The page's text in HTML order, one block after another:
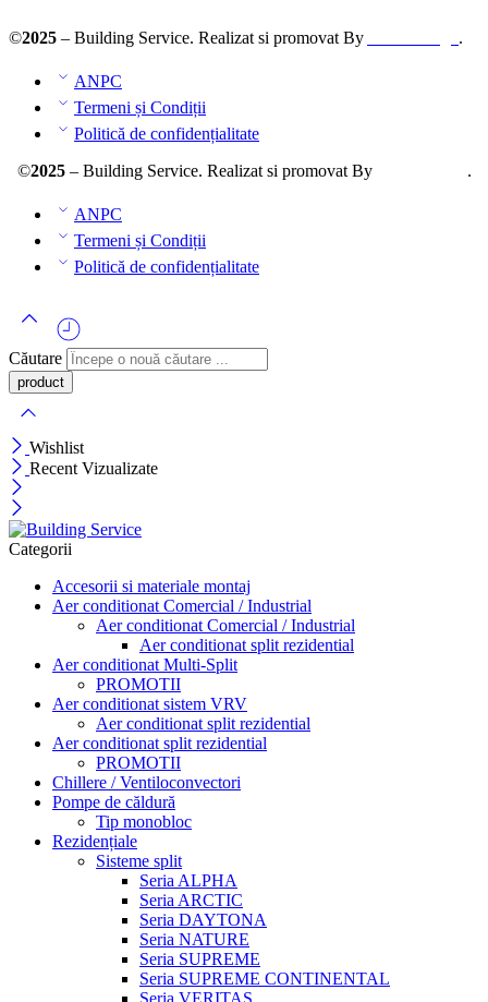
©2025 – Building Service. Realizat si promovat By .
ANPC
Termeni și Condiții
Politică de confidențialitate
©2025– Building Service. Realizat si promovat By .
ANPC
Termeni și Condiții
Politică de confidențialitate
Căutare
Wishlist
Recent Vizualizate
Categorii
Accesorii si materiale montaj
Aer conditionat Comercial / Industrial
Aer conditionat Comercial / Industrial
Aer conditionat split rezidential
Aer conditionat Multi-Split
PROMOTII
Aer conditionat sistem VRV
Aer conditionat split rezidential
Aer conditionat split rezidential
PROMOTII
Chillere / Ventiloconvectori
Pompe de căldură
Tip monobloc
Rezidențiale
Sisteme split
Seria ALPHA
Seria ARCTIC
Seria DAYTONA
Seria NATURE
Seria SUPREME
Seria SUPREME CONTINENTAL
Seria VERITAS